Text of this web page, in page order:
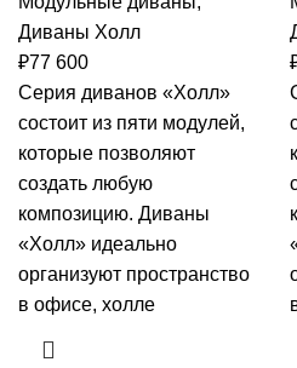
Диваны Холл
₽77 600
Серия диванов «Холл»
состоит из пяти модулей,
которые позволяют
создать любую
композицию. Диваны
«Холл» идеально
организуют пространство
в офисе, холле